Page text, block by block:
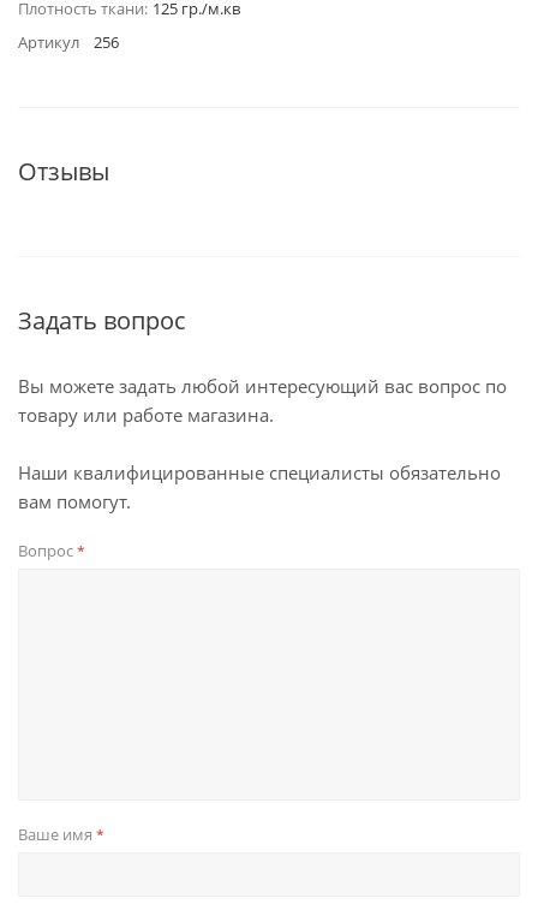
Плотность ткани: 125 гр./м.кв
Артикул
256
Отзывы
Задать вопрос
Вы можете задать любой интересующий вас вопрос по
товару или работе магазина.
Наши квалифицированные специалисты обязательно
вам помогут.
Вопрос*
Ваше имя *